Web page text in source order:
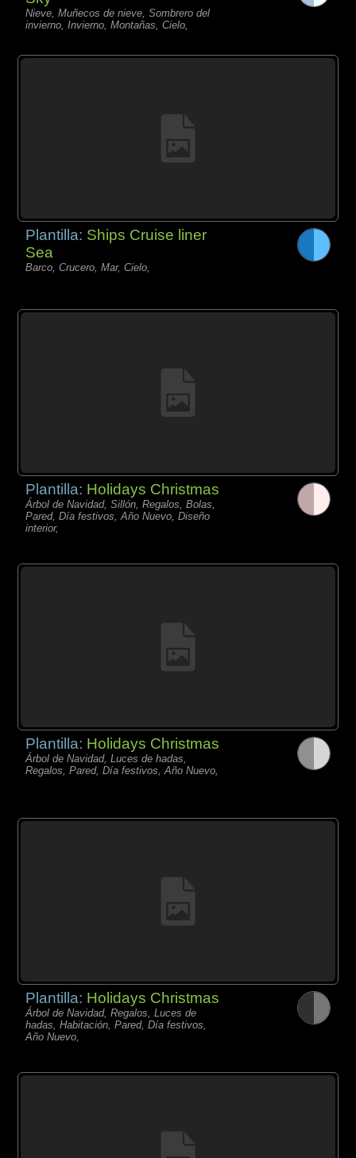
Nieve, Muñecos de nieve, Sombrero del
invierno, Invierno, Montañas, Cielo,
Plantilla: Ships Cruise liner
Sea
Barco, Crucero, Mar, Cielo,
Plantilla: Holidays Christmas
Árbol de Navidad, Sillón, Regalos, Bolas,
Pared, Día festivos, Año Nuevo, Diseño
interior,
Plantilla: Holidays Christmas
Árbol de Navidad, Luces de hadas,
Regalos, Pared, Día festivos, Año Nuevo,
Plantilla: Holidays Christmas
Árbol de Navidad, Regalos, Luces de
hadas, Habitación, Pared, Día festivos,
Año Nuevo,